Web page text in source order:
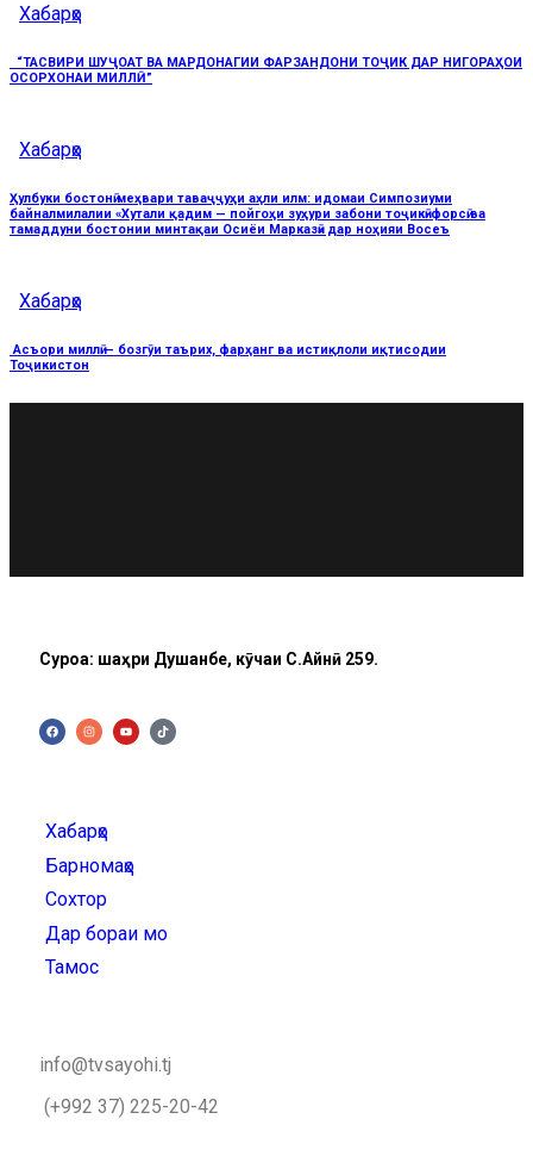
Хабарҳо
“ТАСВИРИ ШУҶОАТ ВА МАРДОНАГИИ ФАРЗАНДОНИ ТОҶИК ДАР НИГОРАҲОИ
ОСОРХОНАИ МИЛЛӢ”
Хабарҳо
Ҳулбуки бостонӣ меҳвари таваҷҷуҳи аҳли илм: идомаи Симпозиуми
байналмилалии «Хутали қадим — пойгоҳи зуҳури забони тоҷикӣ-форсӣ ва
тамаддуни бостонии минтақаи Осиёи Марказӣ» дар ноҳияи Восеъ
Хабарҳо
Асъори миллӣ — бозгӯи таърих, фарҳанг ва истиқлоли иқтисодии
Тоҷикистон
Суроға: шаҳри Душанбе, кӯчаи C.Айнӣ 259.
Хабарҳо
Барномаҳо
Сохтор
Дар бораи мо
Тамос
info@tvsayohi.tj
(+992 37) 225-20-42